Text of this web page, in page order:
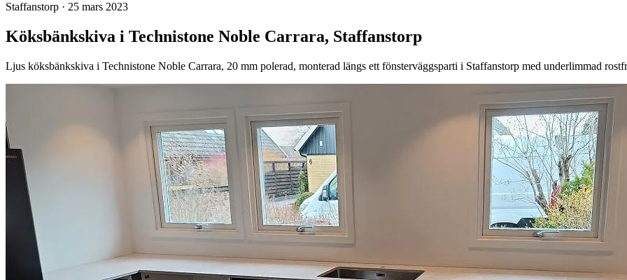
Staffanstorp · 25 mars 2023
Köksbänkskiva i Technistone Noble Carrara, Staffanstorp
Ljus köksbänkskiva i Technistone Noble Carrara, 20 mm polerad, monterad längs ett fönsterväggsparti i Staffanstorp med underlimmad